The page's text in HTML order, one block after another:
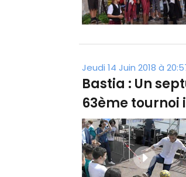
Jeudi 14 Juin 2018 à
Bastia : Un
63ème